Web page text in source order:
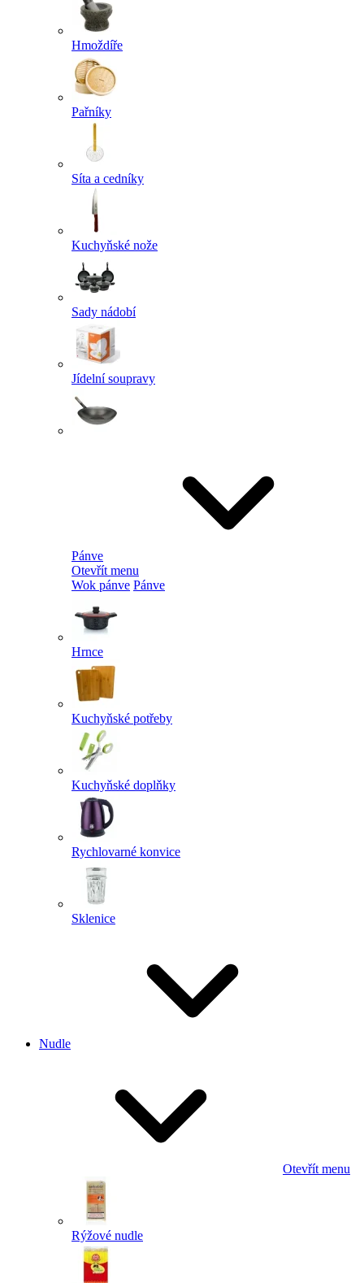
Hmoždíře
Pařníky
Síta a cedníky
Kuchyňské nože
Sady nádobí
Jídelní soupravy
Pánve
Otevřít menu
Wok pánve Pánve
Hrnce
Kuchyňské potřeby
Kuchyňské doplňky
Rychlovarné konvice
Sklenice
Nudle
Otevřít menu
Rýžové nudle